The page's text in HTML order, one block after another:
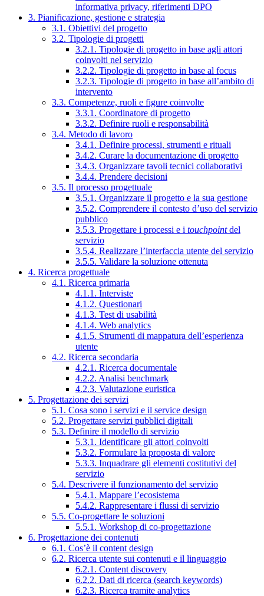
informativa privacy, riferimenti DPO
3. Pianificazione, gestione e strategia
3.1. Obiettivi del progetto
3.2. Tipologie di progetti
3.2.1. Tipologie di progetto in base agli attori
coinvolti nel servizio
3.2.2. Tipologie di progetto in base al focus
3.2.3. Tipologie di progetto in base all’ambito di
intervento
3.3. Competenze, ruoli e figure coinvolte
3.3.1. Coordinatore di progetto
3.3.2. Definire ruoli e responsabilità
3.4. Metodo di lavoro
3.4.1. Definire processi, strumenti e rituali
3.4.2. Curare la documentazione di progetto
3.4.3. Organizzare tavoli tecnici collaborativi
3.4.4. Prendere decisioni
3.5. Il processo progettuale
3.5.1. Organizzare il progetto e la sua gestione
3.5.2. Comprendere il contesto d’uso del servizio
pubblico
3.5.3. Progettare i processi e i touchpointdel
servizio
3.5.4. Realizzare l’interfaccia utente del servizio
3.5.5. Validare la soluzione ottenuta
4. Ricerca progettuale
4.1. Ricerca primaria
4.1.1. Interviste
4.1.2. Questionari
4.1.3. Test di usabilità
4.1.4. Web analytics
4.1.5. Strumenti di mappatura dell’esperienza
utente
4.2. Ricerca secondaria
4.2.1. Ricerca documentale
4.2.2. Analisi benchmark
4.2.3. Valutazione euristica
5. Progettazione dei servizi
5.1. Cosa sono i servizi e il service design
5.2. Progettare servizi pubblici digitali
5.3. Definire il modello di servizio
5.3.1. Identificare gli attori coinvolti
5.3.2. Formulare la proposta di valore
5.3.3. Inquadrare gli elementi costitutivi del
servizio
5.4. Descrivere il funzionamento del servizio
5.4.1. Mappare l’ecosistema
5.4.2. Rappresentare i flussi di servizio
5.5. Co-progettare le soluzioni
5.5.1. Workshop di co-progettazione
6. Progettazione dei contenuti
6.1. Cos’è il content design
6.2. Ricerca utente sui contenuti e il linguaggio
6.2.1. Content discovery
6.2.2. Dati di ricerca (search keywords)
6.2.3. Ricerca tramite analytics